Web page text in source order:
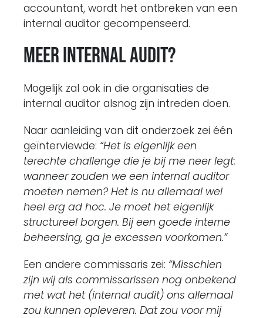
accountant, wordt het ontbreken van een
internal auditor gecompenseerd.
Meer internal audit?
Mogelijk zal ook in die organisaties de
internal auditor alsnog zijn intreden doen.
Naar aanleiding van dit onderzoek zei één
geïnterviewde: “Het is eigenlijk een
terechte challenge die je bij me neer legt:
wanneer zouden we een internal auditor
moeten nemen? Het is nu allemaal wel
heel erg ad hoc. Je moet het eigenlijk
structureel borgen. Bij een goede interne
beheersing, ga je excessen voorkomen.”
Een andere commissaris zei: “Misschien
zijn wij als commissarissen nog onbekend
met wat het (internal audit) ons allemaal
zou kunnen opleveren. Dat zou voor mij